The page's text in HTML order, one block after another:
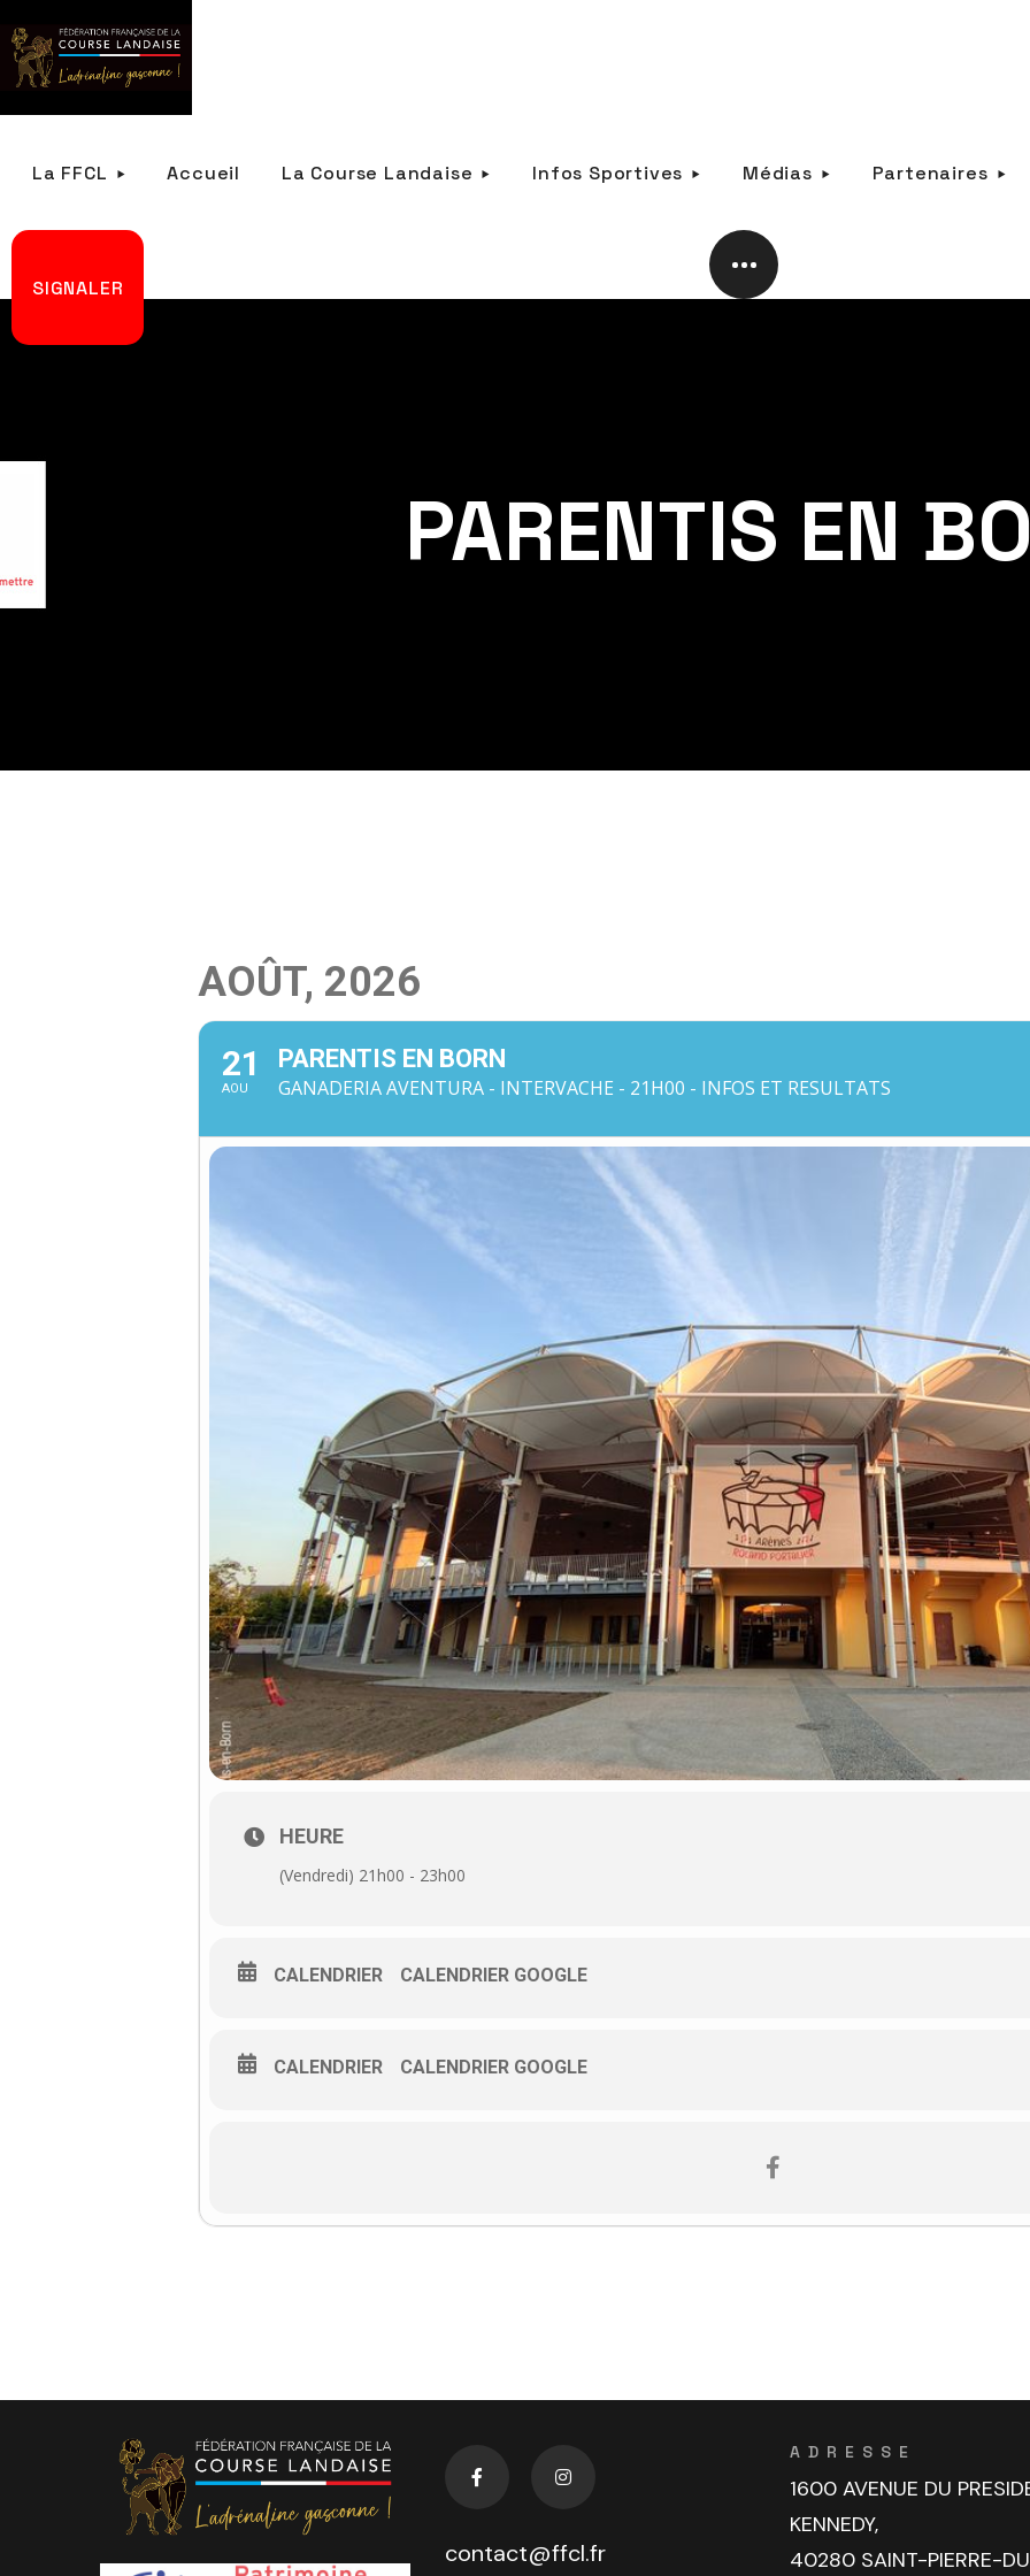
La FFCL Accueil La Course Landaise Infos Sportives Médias Partenaires
SIGNALER
PARENTIS EN
AOÛT, 2026
21
AOU
PARENTIS EN BORN
GANADERIA AVENTURA - INTERVACHE - 21H00 - INFOS ET RESULTATS
HEURE
(Vendredi) 21h00 - 23h00
CALENDRIER CALENDRIER GOOGLE
CALENDRIER CALENDRIER GOOGLE
contact@ffcl.fr
ADRESSE
1600 AVENUE DU
KENNEDY,
40280 SAINT-PIERRE-